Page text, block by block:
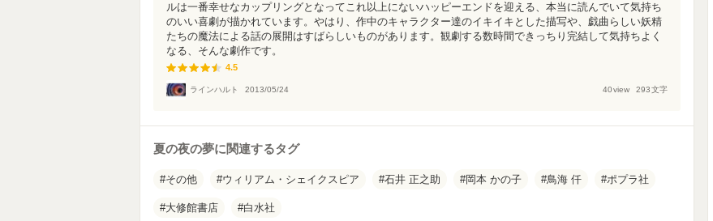
ルは一番幸せなカップリングとなってこれ以上にないハッピーエンドを迎える、本当に読んでいて気持ち
のいい喜劇が描かれています。やはり、作中のキャラクター達のイキイキとした描写や、戯曲らしい妖精
たちの魔法による話の展開はすばらしいものがあります。観劇する数時間できっちり完結して気持ちよく
なる、そんな劇作です。
4.5
4.5
ラインハルト 2013/05/24 40view 293文字
夏の夜の夢に関連するタグ
その他 ウィリアム・シェイクスピア 石井 正之助 岡本 かの子 鳥海 仟 ポプラ社
大修館書店 白水社